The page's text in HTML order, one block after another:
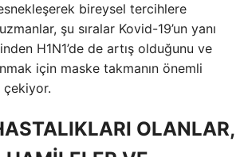
bireysel tercihlere
şu sıralar Kovid-19’un yanı
H1N1’de de artış olduğunu ve
için maske takmanın önemli
OLANLAR,